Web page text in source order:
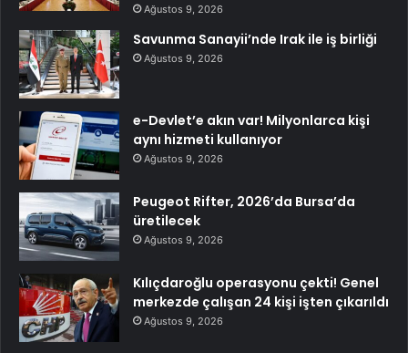
Ağustos 9, 2026
Savunma Sanayii’nde Irak ile iş birliği
Ağustos 9, 2026
e-Devlet’e akın var! Milyonlarca kişi
aynı hizmeti kullanıyor
Ağustos 9, 2026
Peugeot Rifter, 2026’da Bursa’da
üretilecek
Ağustos 9, 2026
Kılıçdaroğlu operasyonu çekti! Genel
merkezde çalışan 24 kişi işten çıkarıldı
Ağustos 9, 2026